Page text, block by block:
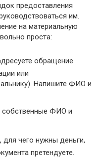
предоставления
им.
на материальную
проста:
обращение
или
Напишите ФИО и
собственные ФИО и
для чего нужны деньги,
претендуете.